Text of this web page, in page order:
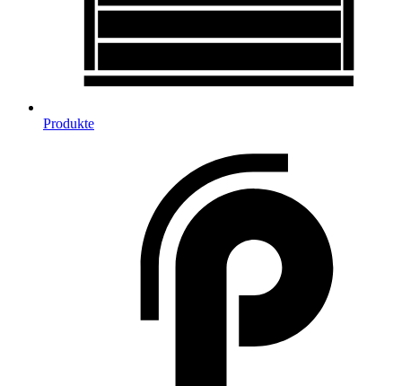
Produkte